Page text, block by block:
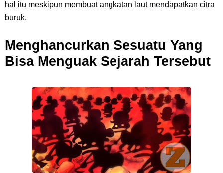
hal itu meskipun membuat angkatan laut mendapatkan citra
buruk.
Menghancurkan Sesuatu Yang
Bisa Menguak Sejarah Tersebut